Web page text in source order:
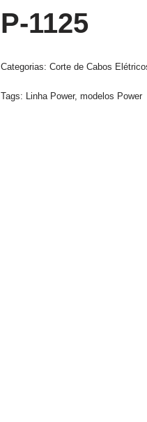
P-1125
Categorias: Corte de Cabos
Tags: Linha Power, modelos Power